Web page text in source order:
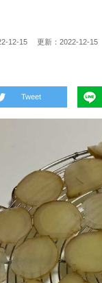
12-15 更新： 2022-12-15
Tweet